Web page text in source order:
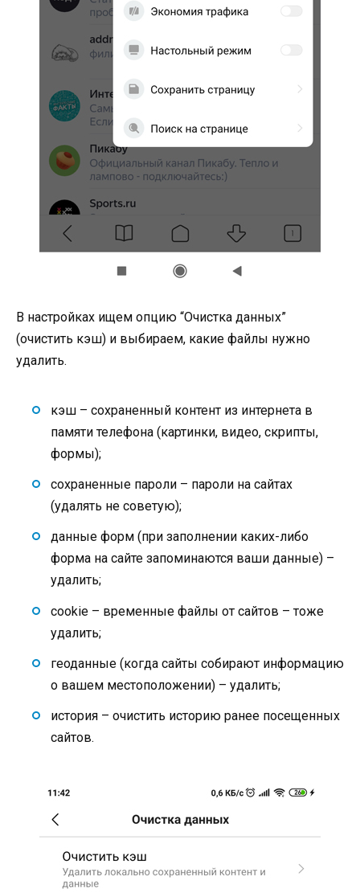
В настройках ищем опцию “Очистка данных”
(очистить кэш) и выбираем, какие файлы нужно
удалить.
кэш – сохраненный контент из интернета в
памяти телефона (картинки, видео, скрипты,
формы);
сохраненные пароли – пароли на сайтах
(удалять не советую);
данные форм (при заполнении каких-либо
форма на сайте запоминаются ваши данные) –
удалить;
cookie – временные файлы от сайтов – тоже
удалить;
геоданные (когда сайты собирают информацию
о вашем местоположении) – удалить;
история – очистить историю ранее посещенных
сайтов.